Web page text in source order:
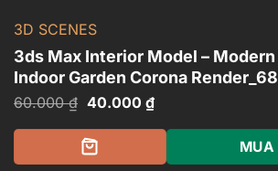
3D SCENES
3ds Max Interior Model –
Indoor Garden Corona
60.000₫ Giá
là:
60.000 ₫.
40.000 ₫Giá
hiện
tại
40.000 ₫.
MUA